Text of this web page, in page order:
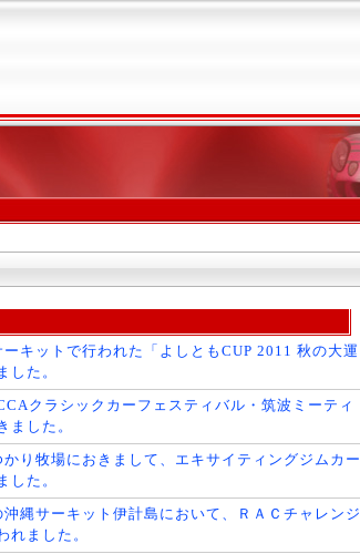
ーキットで行われた「よしともCUP 2011 秋の大運
した。
クラシックカーフェスティバル・筑波ミーティ
ました。
り牧場におきまして、エキサイティングジムカー
した。
縄サーキット伊計島において、ＲＡＣチャレンジ
れました。